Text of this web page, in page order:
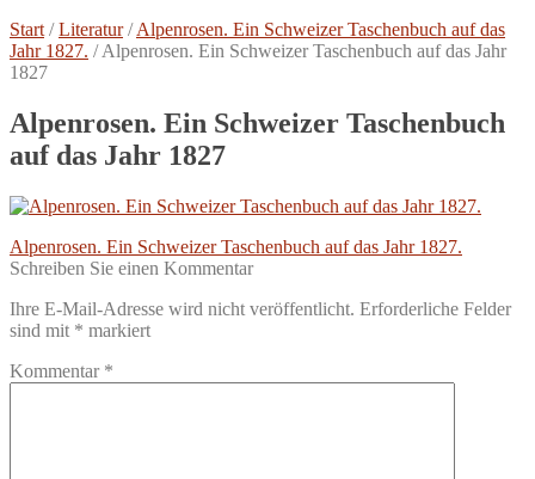
Start /Literatur/Alpenrosen. Ein Schweizer Taschenbuch auf das
Jahr 1827. /Alpenrosen. Ein Schweizer Taschenbuch auf das Jahr
1827
Alpenrosen. Ein Schweizer Taschenbuch
auf das Jahr 1827
Beitragsnavigation
Vorheriger
Beitrag:
Alpenrosen. Ein Schweizer Taschenbuch auf das Jahr 1827.
Schreiben Sie einen Kommentar
Ihre E-Mail-Adresse wird nicht veröffentlicht. Erforderliche Felder
sind mit * markiert
Kommentar *